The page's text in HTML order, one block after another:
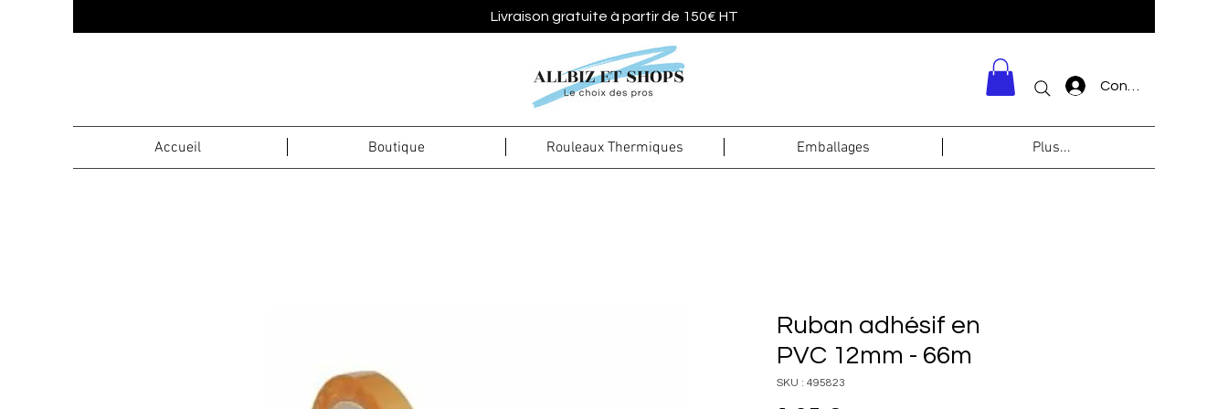
Livraison gratuite à partir de 150€ HT
Connexion
Accueil Boutique Rouleaux Thermiques Emballages Plus...
Ruban adhésif en
PVC 12mm - 66m
SKU : 495823